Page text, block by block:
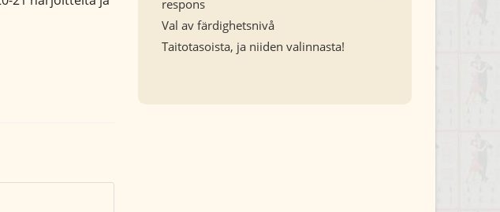
respons
Val av färdighetsnivå
Taitotasoista, ja niiden valinnasta!